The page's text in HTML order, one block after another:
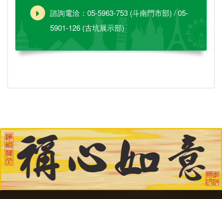
諮詢電洽：05-5963-753 (斗南門市部) / 05-
5901-126 (古坑展示部)